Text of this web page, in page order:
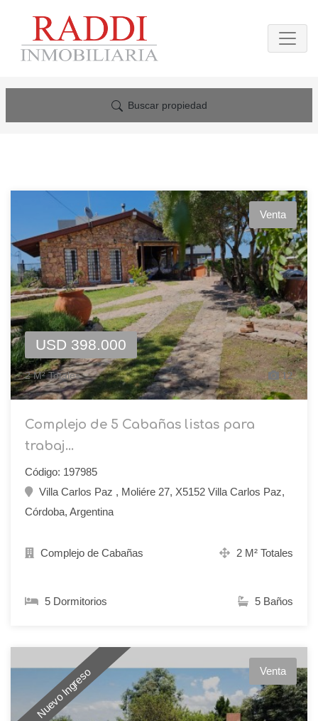
Buscar propiedad
Venta
USD 398.000
2 M² Totales 12
Complejo de 5 Cabañas listas para
trabaj...
Código: 197985
Villa Carlos Paz , Moliére 27, X5152 Villa Carlos Paz,
Córdoba, Argentina
Complejo de Cabañas 2 M² Totales
5 Dormitorios 5 Baños
Nuevo Ingreso Venta